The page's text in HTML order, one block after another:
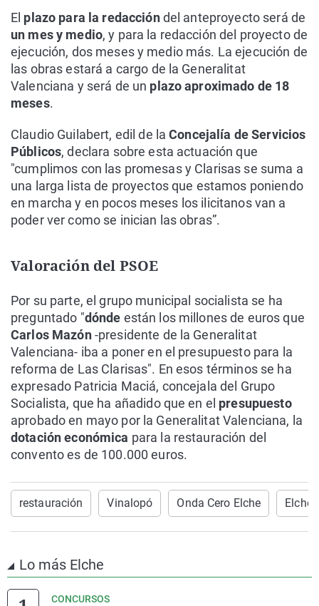
El plazo para la redaccióndel anteproyecto será de
un mes y medio, y para la redacción del proyecto de
ejecución, dos meses y medio más. La ejecución de
las obras estará a cargo de la Generalitat
Valenciana y será de un plazo aproximado de 18
meses.
Claudio Guilabert, edil de laConcejalía de Servicios
Públicos, declara sobre esta actuación que
"cumplimos con las promesas y Clarisas se suma a
una larga lista de proyectos que estamos poniendo
en marcha y en pocos meses los ilicitanos van a
poder ver como se inician las obras”.
Valoración del PSOE
Por su parte, el grupo municipal socialista se ha
preguntado "dónde están los millones de euros que
Carlos Mazón-presidente de la Generalitat
Valenciana- iba a poner en el presupuesto para la
reforma de Las Clarisas". En esos términos se ha
expresado Patricia Maciá, concejala del Grupo
Socialista, que ha añadido que en el presupuesto
aprobado en mayo por la Generalitat Valenciana, la
dotación económica para la restauración del
convento es de 100.000 euros.
restauración Vinalopó Onda Cero Elche Elche
Lo más Elche
CONCURSOS